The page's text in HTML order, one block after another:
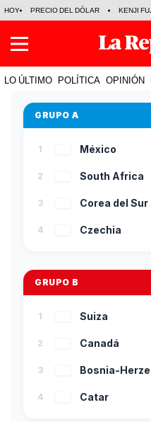
HOY PRECIO DEL DÓLAR KENJI
LO ÚLTIMO POLÍTICA OPINIÓN